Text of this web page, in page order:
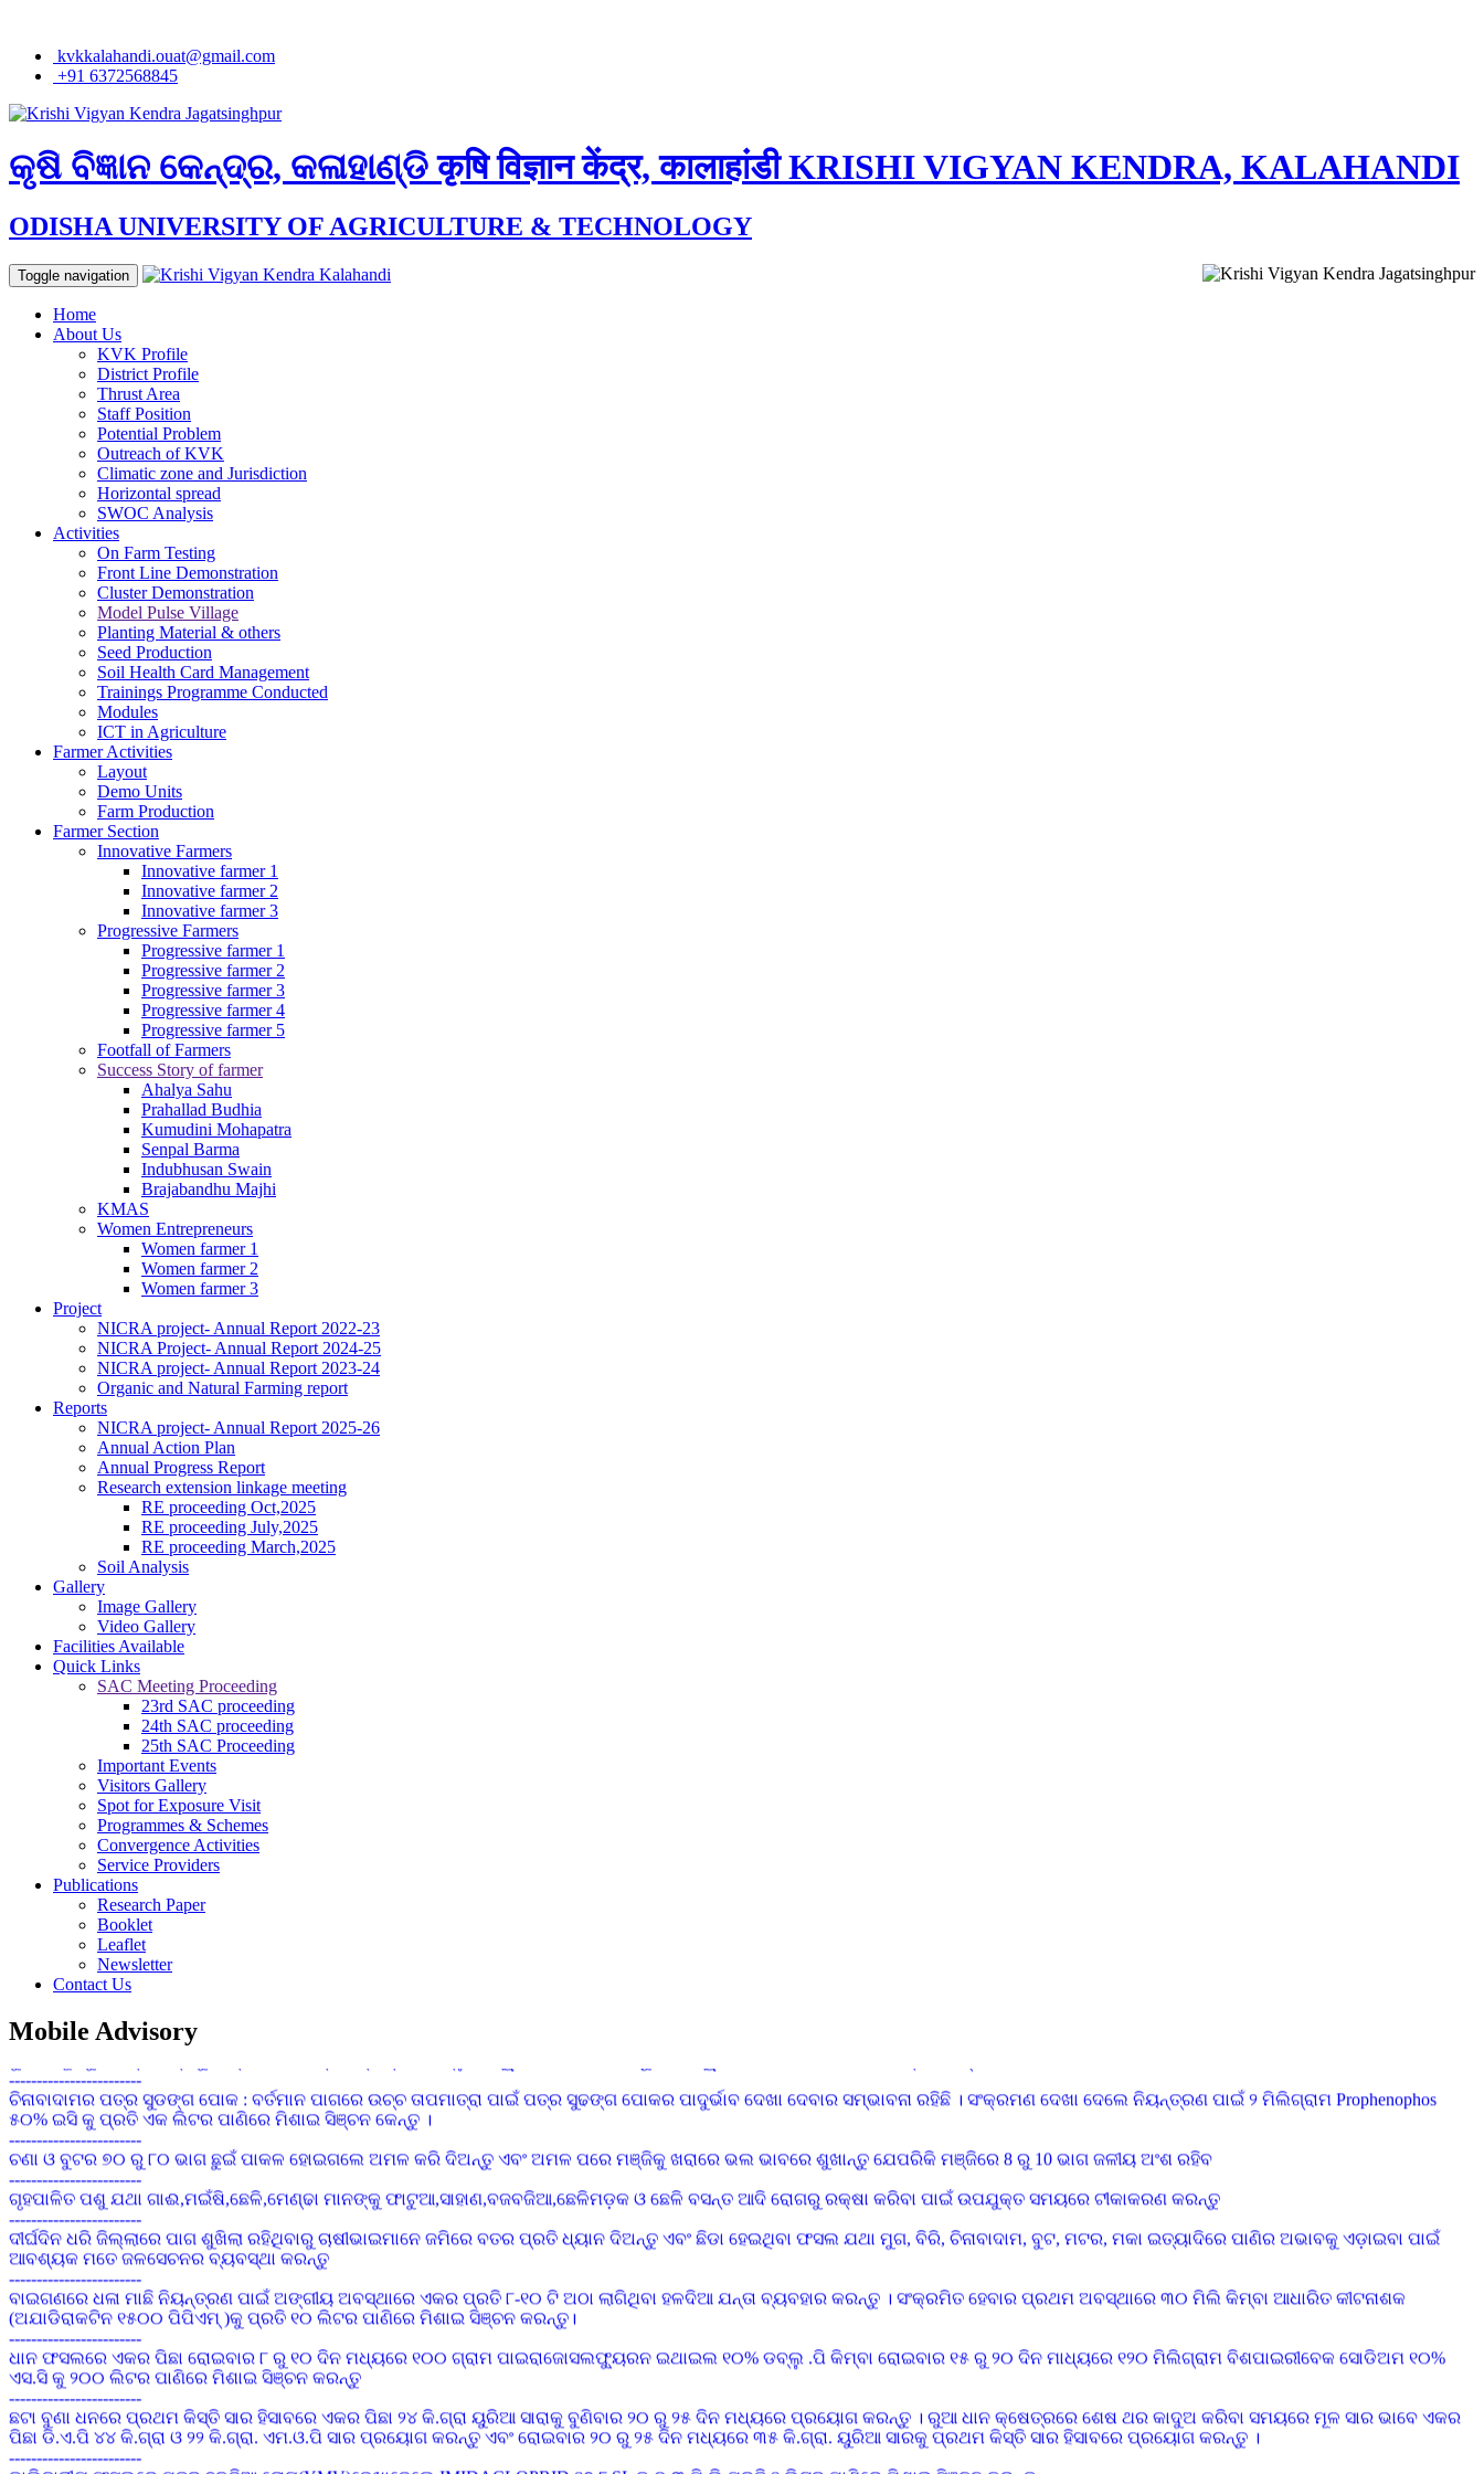
kvkkalahandi.ouat@gmail.com
+91 6372568845
କୃଷି ବିଜ୍ଞାନ କେନ୍ଦ୍ର, କଳାହାଣ୍ଡିकृषि विज्ञान केंद्र, कालाहांडीKRISHI VIGYAN KENDRA, KALAHANDI
ODISHA UNIVERSITY OF AGRICULTURE & TECHNOLOGY
Toggle navigation
Home
About Us
KVK Profile
District Profile
Thrust Area
Staff Position
Potential Problem
Outreach of KVK
Climatic zone and Jurisdiction
Horizontal spread
SWOC Analysis
Activities
On Farm Testing
Front Line Demonstration
Cluster Demonstration
Model Pulse Village
Planting Material & others
Seed Production
Soil Health Card Management
Trainings Programme Conducted
Modules
ICT in Agriculture
Farmer Activities
Layout
Demo Units
Farm Production
Farmer Section
Innovative Farmers
Innovative farmer 1
Innovative farmer 2
Innovative farmer 3
Progressive Farmers
Progressive farmer 1
Progressive farmer 2
Progressive farmer 3
Progressive farmer 4
Progressive farmer 5
Footfall of Farmers
Success Story of farmer
Ahalya Sahu
Prahallad Budhia
Kumudini Mohapatra
Senpal Barma
Indubhusan Swain
Brajabandhu Majhi
KMAS
Women Entrepreneurs
Women farmer 1
Women farmer 2
Women farmer 3
Project
NICRA project- Annual Report 2022-23
NICRA Project- Annual Report 2024-25
NICRA project- Annual Report 2023-24
Organic and Natural Farming report
Reports
NICRA project- Annual Report 2025-26
Annual Action Plan
Annual Progress Report
Research extension linkage meeting
RE proceeding Oct,2025
RE proceeding July,2025
RE proceeding March,2025
Soil Analysis
Gallery
Image Gallery
Video Gallery
Facilities Available
Quick Links
SAC Meeting Proceeding
23rd SAC proceeding
24th SAC proceeding
25th SAC Proceeding
Important Events
Visitors Gallery
Spot for Exposure Visit
Programmes & Schemes
Convergence Activities
Service Providers
Publications
Research Paper
Booklet
Leaflet
Newsletter
Contact Us
Mobile Advisory
କପାର ସଙ୍କର କିସମ ପାଇଁ ଜେଇ.କେ ଦୁର୍ଗା, ଅଟଳ,ଧାନୋ, ଗବର, ଶ୍ରୀ ତୁଳସୀ, ଭାଗ୍ୟ, ଆକ୍କା, ଚନ୍ଦ୍ରମୁଖୀ ଉତ୍ତମ ଅଟେ
------------------------
ଗଜା ପୂର୍ବବର୍ତ୍ତୀ ଘାସମରା ଔଷଧ ପ୍ରୟୋଗ କରିନଥିଲେ ଧାନ ବୁଣିବାର 15 ରୁ 20 ଦିନରେ ଏକର ପ୍ରତି 120 ମି.ଲି ବିସ୍ପାଇରିବାକ୍ ସୋଡିୟମ୍ 10%ଏସ.ସି 200 ଲି. ପାଣିରେ ସିଞ୍ଚନ୍ତୁ
------------------------
ସାଧାରଣ କପା ଚାଷପାଇଁ ୧ କି.ଗ୍ରା. ପ୍ରତି ଏକର ଏବଂ ସଘନ କପା ଚାଷପାଇଁ ୫ କି.ଗ୍ରା. ପ୍ରତି ଏକର ବିହନ ଆବଶ୍ୟକ
------------------------
ବୁଣିବା ପୂର୍ବରୁ ୧ କିଗ୍ରା ମଞ୍ଜିକୁ ୭ ଗ୍ରାମ ଇମିଡାକ୍ଲୋପ୍ରିଡ୍ ୭୦ ଡବ୍ଲୁ.ଜି ଦ୍ୱାରା ବିଶୋଧନ କରନ୍ତୁ ଯାହାଦ୍ୱାରା ଶୋଷକ ପୋକାମାନର ସଂକ୍ରମଣ ହ୍ରାସ ପାଇବ
ଚିନାବାଦାମର ପତ୍ର ସୁଡଙ୍ଗ ପୋକ : ବର୍ତମାନ ପାଗରେ ଉଚ୍ଚ ତାପମାତ୍ରା ପାଇଁ ପତ୍ର ସୁଢଙ୍ଗ ପୋକର ପାଦୁର୍ଭାବ ଦେଖା ଦେବାର ସମ୍ଭାବନା ରହିଛି । ସଂକ୍ରମଣ ଦେଖା ଦେଲେ ନିୟନ୍ତ୍ରଣ ପାଇଁ ୨ ମିଲିଗ୍ରାମ Prophenophos
୫୦% ଇସି କୁ ପ୍ରତି ଏକ ଲିଟର ପାଣିରେ ମିଶାଇ ସିଞ୍ଚନ କେନ୍ତୁ ।
------------------------
ଚଣା ଓ ବୁଟର ୭୦ ରୁ ୮୦ ଭାଗ ଛୁଇଁ ପାକଳ ହୋଇଗଲେ ଅମଳ କରି ଦିଅନ୍ତୁ ଏବଂ ଅମଳ ପରେ ମଞ୍ଜିକୁ ଖରାରେ ଭଲ ଭାବରେ ଶୁଖାନ୍ତୁ ଯେପରିକି ମଞ୍ଜିରେ 8 ରୁ 10 ଭାଗ ଜଳୀୟ ଅଂଶ ରହିବ
------------------------
ଗୃହପାଳିତ ପଶୁ ଯଥା ଗାଈ,ମଇଁଷି,ଛେଳି,ମେଣ୍ଢା ମାନଙ୍କୁ ଫାଟୁଆ,ସାହାଣ,ବଜବଜିଆ,ଛେଳିମଡ଼କ ଓ ଛେଳି ବସନ୍ତ ଆଦି ରୋଗରୁ ରକ୍ଷା କରିବା ପାଇଁ ଉପଯୁକ୍ତ ସମୟରେ ଟୀକାକରଣ କରନ୍ତୁ
------------------------
ଦୀର୍ଘଦିନ ଧରି ଜିଲ୍ଲାରେ ପାଗ ଶୁଖିଲା ରହିଥିବାରୁ ଚାଷୀଭାଇମାନେ ଜମିରେ ବତର ପ୍ରତି ଧ୍ୟାନ ଦିଅନ୍ତୁ ଏବଂ ଛିଡା ହେଇଥିବା ଫସଲ ଯଥା ମୁଗ, ବିରି, ଚିନାବାଦାମ, ବୁଟ, ମଟର, ମକା ଇତ୍ୟାଦିରେ ପାଣିର ଅଭାବକୁ ଏଡ଼ାଇବା ପାଇଁ
ଆବଶ୍ୟକ ମତେ ଜଳସେଚନର ବ୍ୟବସ୍ଥା କରନ୍ତୁ
------------------------
ବାଇଗଣରେ ଧଳା ମାଛି ନିୟନ୍ତ୍ରଣ ପାଇଁ ଅଙ୍ଗୀୟ ଅବସ୍ଥାରେ ଏକର ପ୍ରତି ୮-୧୦ ଟି ଅଠା ଲାଗିଥିବା ହଳଦିଆ ଯନ୍ତା ବ୍ୟବହାର କରନ୍ତୁ । ସଂକ୍ରମିତ ହେବାର ପ୍ରଥମ ଅବସ୍ଥାରେ ୩୦ ମିଲି କିମ୍ବା ଆଧାରିତ କୀଟନାଶକ
(ଅଯାଡିରାକଟିନ ୧୫୦୦ ପିପିଏମ୍ )କୁ ପ୍ରତି ୧୦ ଲିଟର ପାଣିରେ ମିଶାଇ ସିଞ୍ଚନ କରନ୍ତୁ।
------------------------
ଧାନ ଫସଲରେ ଏକର ପିଛା ରୋଇବାର ୮ ରୁ ୧୦ ଦିନ ମଧ୍ୟରେ ୧୦୦ ଗ୍ରାମ ପାଇରାଜୋସଲଫ୍ୟୁରନ ଇଥାଇଲ ୧୦% ଡବ୍ଲୁ .ପି କିମ୍ବା ରୋଇବାର ୧୫ ରୁ ୨୦ ଦିନ ମାଧ୍ୟରେ ୧୨୦ ମିଲିଗ୍ରାମ ବିଶପାଇରୀବେକ ସୋଡିଅମ ୧୦%
ଏସ.ସି କୁ ୨୦୦ ଲିଟର ପାଣିରେ ମିଶାଇ ସିଞ୍ଚନ କରନ୍ତୁ
------------------------
ଛଟା ବୁଣା ଧନରେ ପ୍ରଥମ କିସ୍ତି ସାର ହିସାବରେ ଏକର ପିଛା ୨୪ କି.ଗ୍ରା ୟୁରିଆ ସାରାକୁ ବୁଣିବାର ୨୦ ରୁ ୨୫ ଦିନ ମଧ୍ୟରେ ପ୍ରୟୋଗ କରନ୍ତୁ । ରୁଆ ଧାନ କ୍ଷେତ୍ରରେ ଶେଷ ଥର କାଦୁଅ କରିବା ସମୟରେ ମୂଳ ସାର ଭାବେ ଏକର
ପିଛା ଡି.ଏ.ପି ୪୪ କି.ଗ୍ରା ଓ ୨୨ କି.ଗ୍ରା. ଏମ.ଓ.ପି ସାର ପ୍ରୟୋଗ କରନ୍ତୁ ଏବଂ ରୋଇବାର ୨୦ ରୁ ୨୫ ଦିନ ମଧ୍ୟରେ ୩୫ କି.ଗ୍ରା. ୟୁରିଆ ସାରକୁ ପ୍ରଥମ କିସ୍ତି ସାର ହିସାବରେ ପ୍ରୟୋଗ କରନ୍ତୁ ।
------------------------
ଡାଲିଜାତୀୟ ଫସଲରେ ପତ୍ର ହଳଦିଆ ରୋଗ(YMV)ଦେଖାଦେଲେ IMIDACLOPRID ୧୭.୮ SL କୁ ୦.୩ ମି.ଲି ପ୍ରତି ୧ ଲିଟର ପାଣିରେ ମିଶାଇ ସିଞ୍ଚନ କରନ୍ତୁ